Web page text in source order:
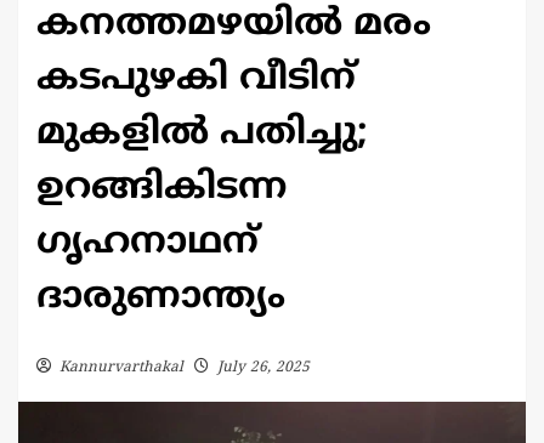
കനത്തമഴയില്‍ മരം
കടപുഴകി വീടിന്
മുകളില്‍ പതിച്ചു;
ഉറങ്ങികിടന്ന
ഗൃഹനാഥന്
ദാരുണാന്ത്യം
Kannurvarthakal July 26, 2025